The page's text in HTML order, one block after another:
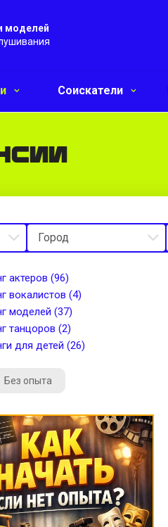
моделей
Соискатели
актеров (96)
вокалистов (4)
моделей (37)
танцоров (2)
для детей (26)
Без опыта